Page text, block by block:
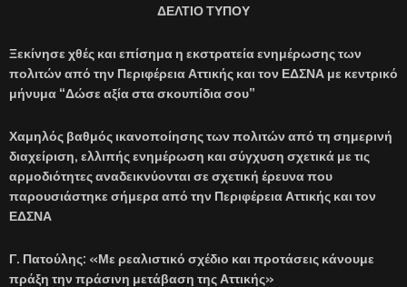
ΔΕΛΤΙΟ ΤΥΠΟΥ
Ξεκίνησε χθές και επίσημα η εκστρατεία ενημέρωσης των
πολιτών από την Περιφέρεια Αττικής και τον ΕΔΣΝΑ με κεντρικό
μήνυμα “Δώσε αξία στα σκουπίδια σου”
Χαμηλός βαθμός ικανοποίησης των πολιτών από τη σημερινή
διαχείριση, ελλιπής ενημέρωση και σύγχυση σχετικά με τις
αρμοδιότητες αναδεικνύονται σε σχετική έρευνα που
παρουσιάστηκε σήμερα από την Περιφέρεια Αττικής και τον
ΕΔΣΝΑ
Γ. Πατούλης: «Με ρεαλιστικό σχέδιο και προτάσεις κάνουμε
πράξη την πράσινη μετάβαση της Αττικής»